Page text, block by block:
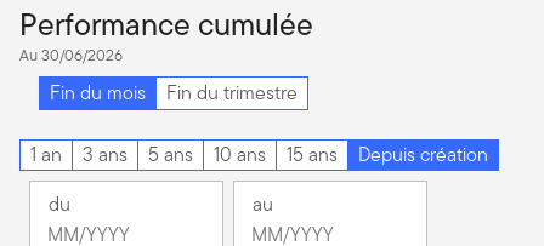
Performance cumulée
Au 30/06/2026
Fin du mois Fin du trimestre
1 an 3 ans 5 ans 10 ans 15 ans
Depuis création
du
Changement
au